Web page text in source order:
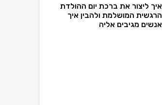
איך ליצור את ברכת יום ההולדת
הרגשית המושלמת ולהבין איך
אנשים מגיבים אליה